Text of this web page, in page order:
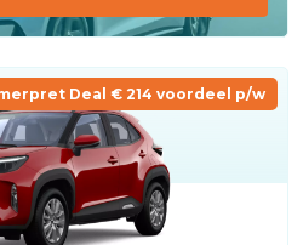
Deal € 214 voordeel p/w